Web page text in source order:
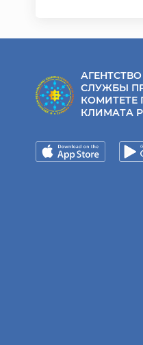
СЛУЖБЫ
КЛИМАТА